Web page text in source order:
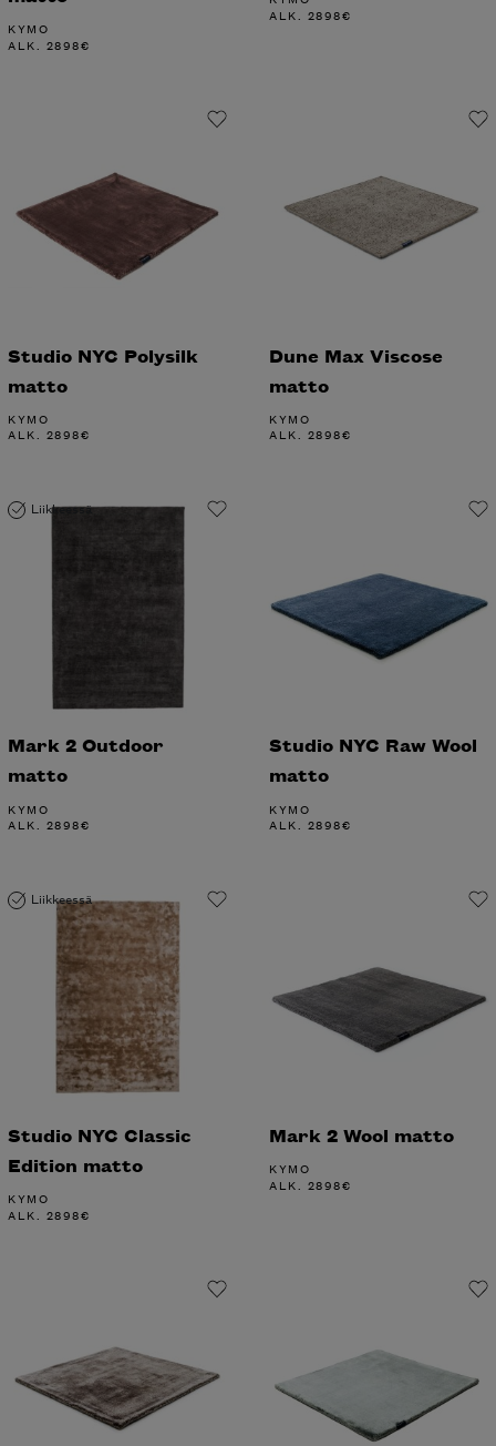
KYMO
ALK. 2898€
ALK. 2898€
Studio NYC Polysilk
matto
KYMO
ALK. 2898€
Dune Max Viscose
matto
KYMO
ALK. 2898€
Liikkeessä
Mark 2 Outdoor
matto
KYMO
ALK. 2898€
Studio NYC Raw Wool
matto
KYMO
ALK. 2898€
Liikkeessä
Studio NYC Classic
Edition matto
KYMO
ALK. 2898€
Mark 2 Wool matto
KYMO
ALK. 2898€